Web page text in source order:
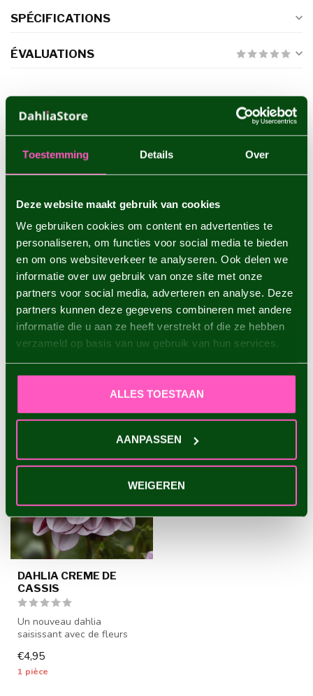
Toestemming Details Over
Deze website maakt gebruik van cookies
We gebruiken cookies om content en advertenties te
personaliseren, om functies voor social media te bieden
en om ons websiteverkeer te analyseren. Ook delen we
informatie over uw gebruik van onze site met onze
partners voor social media, adverteren en analyse. Deze
partners kunnen deze gegevens combineren met andere
informatie die u aan ze heeft verstrekt of die ze hebben
verzameld op basis van uw gebruik van hun services.
ALLES TOESTAAN
AANPASSEN
WEIGEREN
SPÉCIFICATIONS
ÉVALUATIONS
Dahlia Boom Boom White €4,95
Dahlia Rocco €4,95
Dahlia Maki €4,95
VU(S) RÉCEMMENT
DAHLIA CREME DE
CASSIS
Un nouveau dahlia
saisissant avec de fleurs
tub...
€4,95
1 pièce